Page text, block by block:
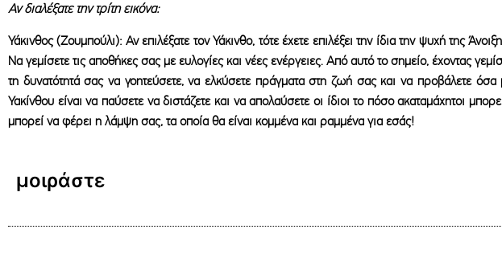
Αν διαλέξατε την τρίτη εικόνα:
Υάκινθος (Ζουμπούλι): Αν επιλέξατε τον Υάκινθο, τότε έχετε επιλέξει την ίδια την ψυχή της
Να γεμίσετε τις αποθήκες σας με ευλογίες και νέες ενέργειες. Από αυτό το σημείο, έχοντας
τη δυνατότητά σας να γοητεύσετε, να ελκύσετε πράγματα στη ζωή σας και να προβάλετε
Υακίνθου είναι να παύσετε να διστάζετε και να απολαύσετε οι ίδιοι το πόσο ακαταμάχητοι
μπορεί να φέρει η λάμψη σας, τα οποία θα είναι κομμένα και ραμμένα για εσάς!
μοιράστε